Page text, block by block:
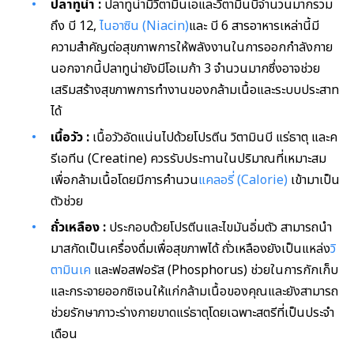
ปลาทูน่า : ปลาทูน่ามีวิตามินเอและวิตามินบีจำนวนมากรวม
ถึง บี 12, ไนอาซิน (Niacin)และ บี 6 สารอาหารเหล่านี้มี
ความสำคัญต่อสุขภาพการให้พลังงานในการออกกำลังกาย
นอกจากนี้ปลาทูน่ายังมีโอเมก้า 3 จำนวนมากซึ่งอาจช่วย
เสริมสร้างสุขภาพการทำงานของกล้ามเนื้อและระบบประสาท
ได้
เนื้อวัว : เนื้อวัวอัดแน่นไปด้วยโปรตีน วิตามินบี แร่ธาตุ และค
รีเอทีน (Creatine) ควรรับประทานในปริมาณที่เหมาะสม
เพื่อกล้ามเนื้อโดยมีการคำนวนแคลอรี่ (Calorie) เข้ามาเป็น
ตัวช่วย
ถั่วเหลือง : ประกอบด้วยโปรตีนและไขมันอิ่มตัว สามารถนำ
มาสกัดเป็นเครื่องดื่มเพื่อสุขภาพได้ ถั่วเหลืองยังเป็นแหล่งวิ
ตามินเค และฟอสฟอรัส (Phosphorus) ช่วยในการกักเก็บ
และกระจายออกซิเจนให้แก่กล้ามเนื้อของคุณและยังสามารถ
ช่วยรักษาภาวะร่างกายขาดแร่ธาตุโดยเฉพาะสตรีที่เป็นประจำ
เดือน